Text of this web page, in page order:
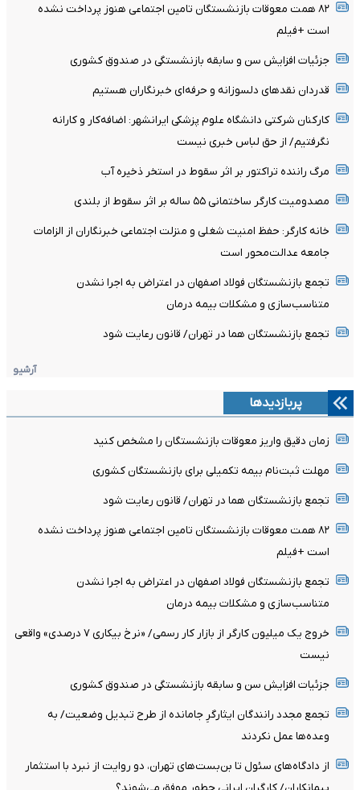
۸۲ همت معوقات بازنشستگان تامین اجتماعی هنوز پرداخت نشده
است +فیلم
جزئیات افزایش سن و سابقه بازنشستگی در صندوق کشوری
قدردان نقدهای دلسوزانه و حرفه‌ای خبرنگاران هستیم
کارکنان شرکتی دانشگاه علوم پزشکی ایرانشهر: اضافه‌کار و کارانه
نگرفتیم/ از حق لباس خبری نیست
مرگ راننده تراکتور بر اثر سقوط در استخر ذخیره آب
مصدومیت کارگر ساختمانی ۵۵ ساله بر اثر سقوط از بلندی
خانه کارگر: حفظ امنیت شغلی و منزلت اجتماعی خبرنگاران از الزامات
جامعه عدالت‌محور است
تجمع بازنشستگان فولاد اصفهان در اعتراض به اجرا نشدن
متناسب‌سازی و مشکلات بیمه درمان
تجمع بازنشستگان هما در تهران/ قانون رعایت شود
آرشیو
پربازدیدها
زمان دقیق واریز معوقات بازنشستگان را مشخص کنید
مهلت ثبت‌نام بیمه تکمیلی برای بازنشستگان کشوری
تجمع بازنشستگان هما در تهران/ قانون رعایت شود
۸۲ همت معوقات بازنشستگان تامین اجتماعی هنوز پرداخت نشده
است +فیلم
تجمع بازنشستگان فولاد اصفهان در اعتراض به اجرا نشدن
متناسب‌سازی و مشکلات بیمه درمان
خروج یک میلیون کارگر از بازار کار رسمی/ «نرخ بیکاری ۷ درصدی» واقعی
نیست
جزئیات افزایش سن و سابقه بازنشستگی در صندوق کشوری
تجمع مجدد رانندگان ایثارگرِ جامانده از طرح تبدیل وضعیت/ به
وعده‌ها عمل نکردند
از دادگاه‌های سئول تا بن‌بست‌های تهران، دو روایت از نبرد با استثمار